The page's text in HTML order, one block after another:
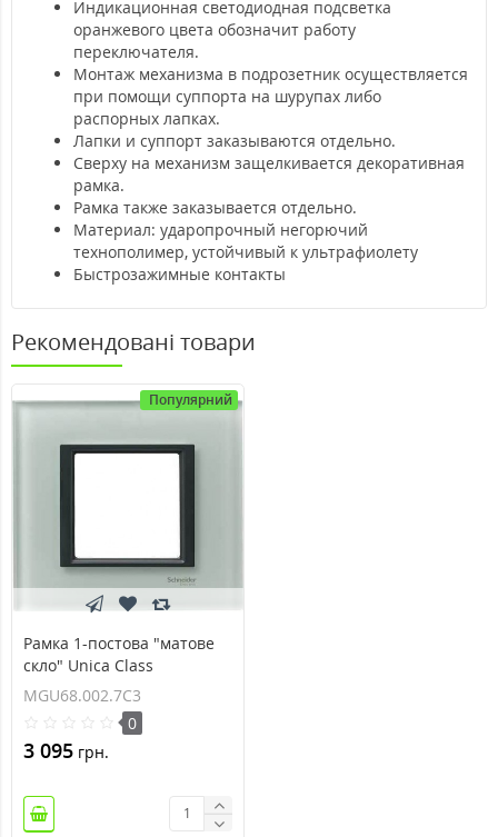
Индикационная светодиодная подсветка
оранжевого цвета обозначит работу
переключателя.
Монтаж механизма в подрозетник осуществляется
при помощи суппорта на шурупах либо
распорных лапках.
Лапки и суппорт заказываются отдельно.
Сверху на механизм защелкивается декоративная
рамка.
Рамка также заказывается отдельно.
Материал: ударопрочный негорючий
технополимер, устойчивый к ультрафиолету
Быстрозажимные контакты
Рекомендовані товари
Популярний
Рамка 1-постова "матове
скло" Unica Class
MGU68.002.7C3
MGU68.002.7C3
0
3 095 грн.